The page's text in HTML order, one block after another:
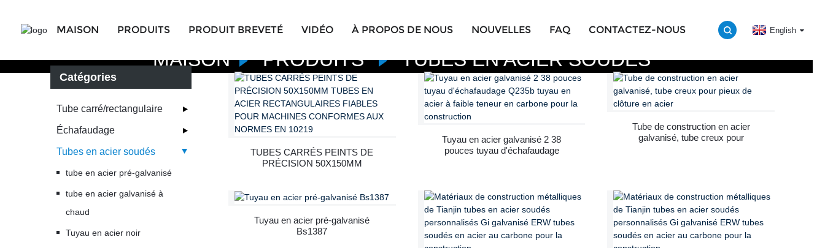
MAISON PRODUITS PRODUIT BREVETÉ VIDÉO À PROPOS DE NOUS NOUVELLES FAQ CONTACTEZ-NOUS English
MAISON PRODUITS TUBES EN ACIER SOUDÉS
Catégories
Tube carré/rectangulaire
Échafaudage
Tubes en acier soudés
tube en acier pré-galvanisé
tube en acier galvanisé à
chaud
Tuyau en acier noir
TUBES CARRÉS PEINTS DE
PRÉCISION 50X150MM
POUR MACHINES
NORMES EN 10219
Tuyau en acier galvanisé 2 38
pouces tuyau d'échafaudage
Tube de construction en acier
galvanisé, tube creux pour
Tuyau en acier pré-galvanisé
Bs1387